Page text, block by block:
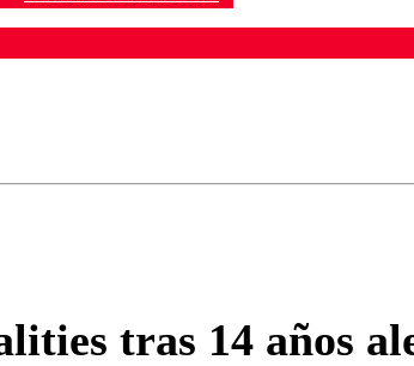
tras 14 años